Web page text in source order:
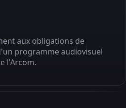
aux obligations de
programme audiovisuel
l'Arcom.